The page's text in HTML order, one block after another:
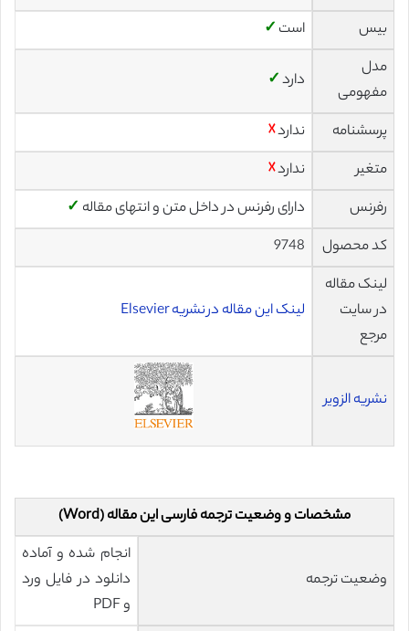
بیس
است ✓
مدل
مفهومی
دارد✓
پرسشنامه ندارد☓
متغیر
ندارد☓
رفرنس
دارای رفرنس در داخل متن و انتهای مقاله ✓
کد محصول
9748
لینک مقاله
در سایت
مرجع
لینک این مقاله در نشریه Elsevier
نشریه الزویر
مشخصات و وضعیت ترجمه فارسی این مقاله (Word)
وضعیت ترجمه
انجام شده و آماده
دانلود در فایل ورد
و PDF